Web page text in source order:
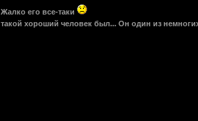
Жалко его все-таки
такой хороший человек был... Он один из